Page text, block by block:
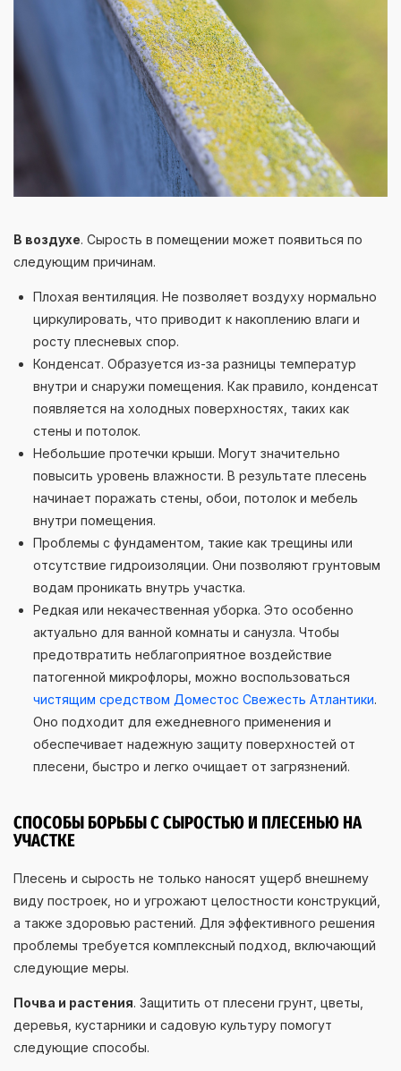
В воздухе. Сырость в помещении может появиться по
следующим причинам.
Плохая вентиляция. Не позволяет воздуху нормально
циркулировать, что приводит к накоплению влаги и
росту плесневых спор.
Конденсат. Образуется из-за разницы температур
внутри и снаружи помещения. Как правило, конденсат
появляется на холодных поверхностях, таких как
стены и потолок.
Небольшие протечки крыши. Могут значительно
повысить уровень влажности. В результате плесень
начинает поражать стены, обои, потолок и мебель
внутри помещения.
Проблемы с фундаментом, такие как трещины или
отсутствие гидроизоляции. Они позволяют грунтовым
водам проникать внутрь участка.
Редкая или некачественная уборка. Это особенно
актуально для ванной комнаты и санузла. Чтобы
предотвратить неблагоприятное воздействие
патогенной микрофлоры, можно воспользоваться
чистящим средством Доместос Свежесть Атлантики.
Оно подходит для ежедневного применения и
обеспечивает надежную защиту поверхностей от
плесени, быстро и легко очищает от загрязнений.
СПОСОБЫ БОРЬБЫ С СЫРОСТЬЮ И ПЛЕСЕНЬЮ НА
УЧАСТКЕ
Плесень и сырость не только наносят ущерб внешнему
виду построек, но и угрожают целостности конструкций,
а также здоровью растений. Для эффективного решения
проблемы требуется комплексный подход, включающий
следующие меры.
Почва и растения. Защитить от плесени грунт, цветы,
деревья, кустарники и садовую культуру помогут
следующие способы.